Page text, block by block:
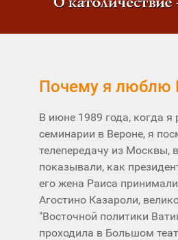
Почему я люблю
В июне 1989 года, когда я
семинарии в Вероне, я
телепередачу из Москвы,
показывали, как
его жена Раиса
Агостино Казароли,
"Восточной политики
проходила в Большом